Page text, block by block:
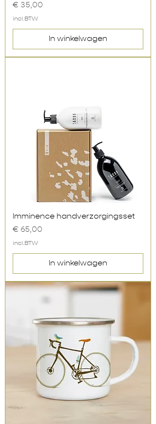
Prijs
€ 35,00
incl.BTW
In winkelwagen
Imminence handverzorgingsset
Prijs
€ 65,00
incl.BTW
In winkelwagen